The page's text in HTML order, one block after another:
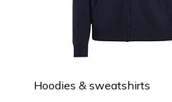
Hoodies & sweatshirts